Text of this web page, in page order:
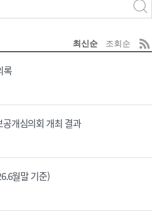
최신순 조회순
록
개심의회 개최 결과
월말 기준)